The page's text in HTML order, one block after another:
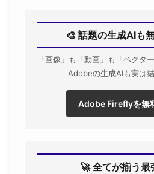
🎨 話題の生成AIも
「画像」も「動画」も「ベクタ
Adobeの生成AIも実は
Adobe Fireflyを無
🚀 全てが揃う最